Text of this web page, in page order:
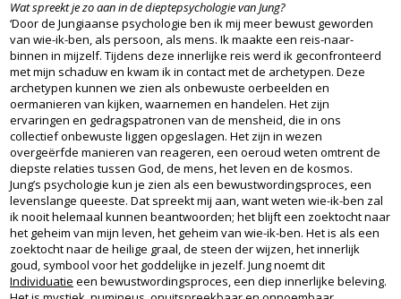
Wat spreekt je zo aan in de dieptepsychologie van Jung?
‘Door de Jungiaanse psychologie ben ik mij meer bewust geworden
van wie-ik-ben, als persoon, als mens. Ik maakte een reis-naar-
binnen in mijzelf. Tijdens deze innerlijke reis werd ik geconfronteerd
met mijn schaduw en kwam ik in contact met de archetypen. Deze
archetypen kunnen we zien als onbewuste oerbeelden en
oermanieren van kijken, waarnemen en handelen. Het zijn
ervaringen en gedragspatronen van de mensheid, die in ons
collectief onbewuste liggen opgeslagen. Het zijn in wezen
overgeërfde manieren van reageren, een oeroud weten omtrent de
diepste relaties tussen God, de mens, het leven en de kosmos.
Jung’s psychologie kun je zien als een bewustwordingsproces, een
levenslange queeste. Dat spreekt mij aan, want weten wie-ik-ben zal
ik nooit helemaal kunnen beantwoorden; het blijft een zoektocht naar
het geheim van mijn leven, het geheim van wie-ik-ben. Het is als een
zoektocht naar de heilige graal, de steen der wijzen, het innerlijk
goud, symbool voor het goddelijke in jezelf. Jung noemt dit
Individuatie een bewustwordingsproces, een diep innerlijke beleving.